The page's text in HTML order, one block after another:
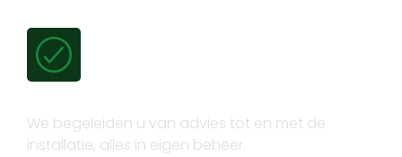
We begeleiden u van advies tot en met de
installatie, alles in eigen beheer.